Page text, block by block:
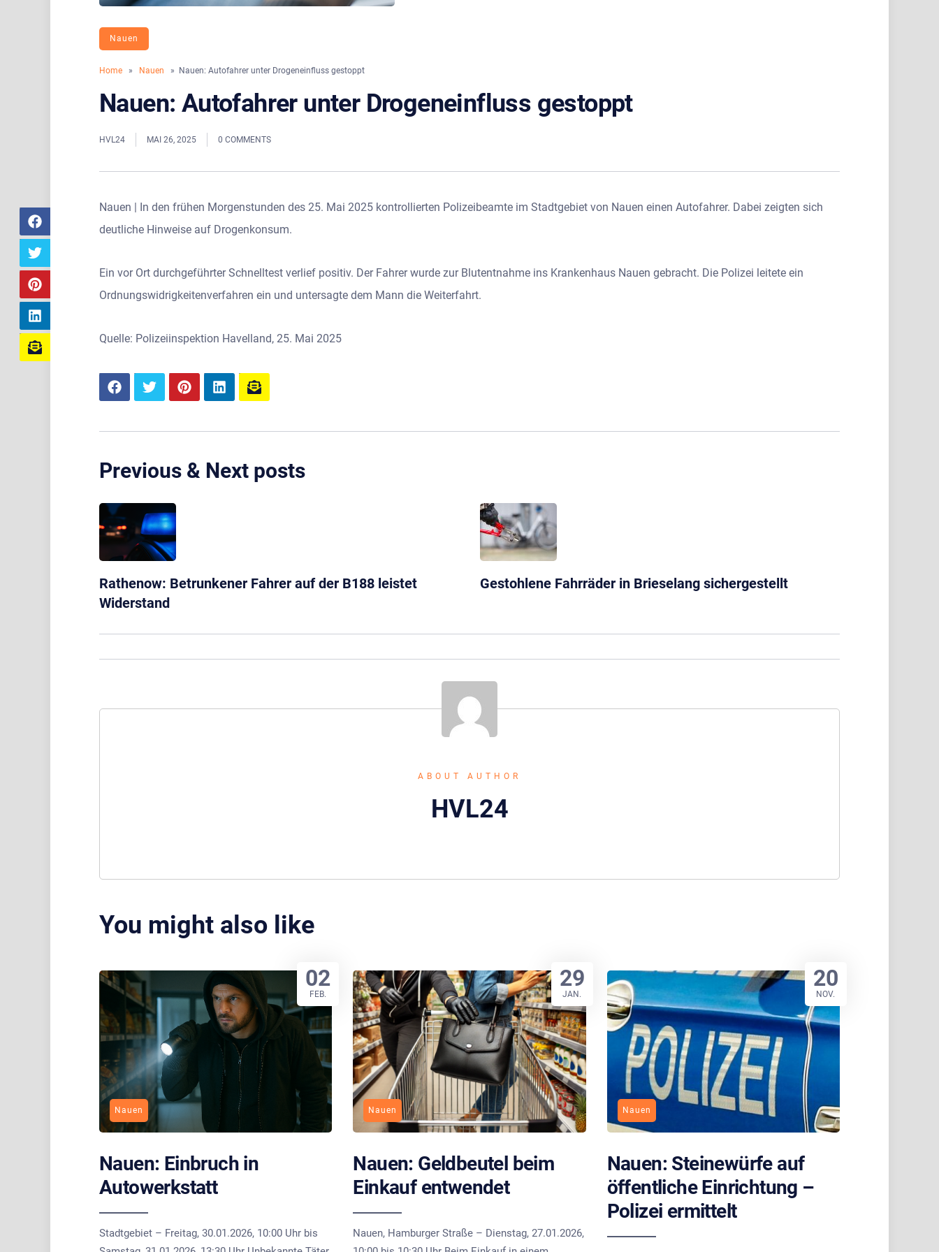
Nauen
Home » Nauen » Nauen: Autofahrer unter Drogeneinfluss gestoppt
Nauen: Autofahrer unter Drogeneinfluss gestoppt
HVL24 MAI 26, 2025 0 COMMENTS
Nauen | In den frühen Morgenstunden des 25. Mai 2025 kontrollierten Polizeibeamte im Stadtgebiet von Nauen einen Autofahrer. Dabei zeigten sich
deutliche Hinweise auf Drogenkonsum.
Ein vor Ort durchgeführter Schnelltest verlief positiv. Der Fahrer wurde zur Blutentnahme ins Krankenhaus Nauen gebracht. Die Polizei leitete ein
Ordnungswidrigkeitenverfahren ein und untersagte dem Mann die Weiterfahrt.
Quelle: Polizeiinspektion Havelland, 25. Mai 2025
Previous & Next posts
Rathenow: Betrunkener Fahrer auf der B188 leistet
Widerstand
Gestohlene Fahrräder in Brieselang sichergestellt
ABOUT AUTHOR
HVL24
You might also like
Nauen
Nauen: Einbruch in
Autowerkstatt
Stadtgebiet – Freitag, 30.01.2026, 10:00 Uhr bis
02
FEB.
Nauen
Nauen: Geldbeutel beim
Einkauf entwendet
Nauen, Hamburger Straße – Dienstag, 27.01.2026,
29
JAN.
Nauen
Nauen: Steinewürfe auf
öffentliche Einrichtung –
Polizei ermittelt
20
NOV.